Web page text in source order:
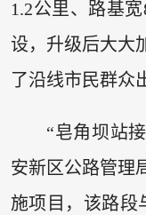
1.2公里、路基
设，升级后大大
了沿线市民群众
“皂角坝站
安新区公路管理
施项目，该路段